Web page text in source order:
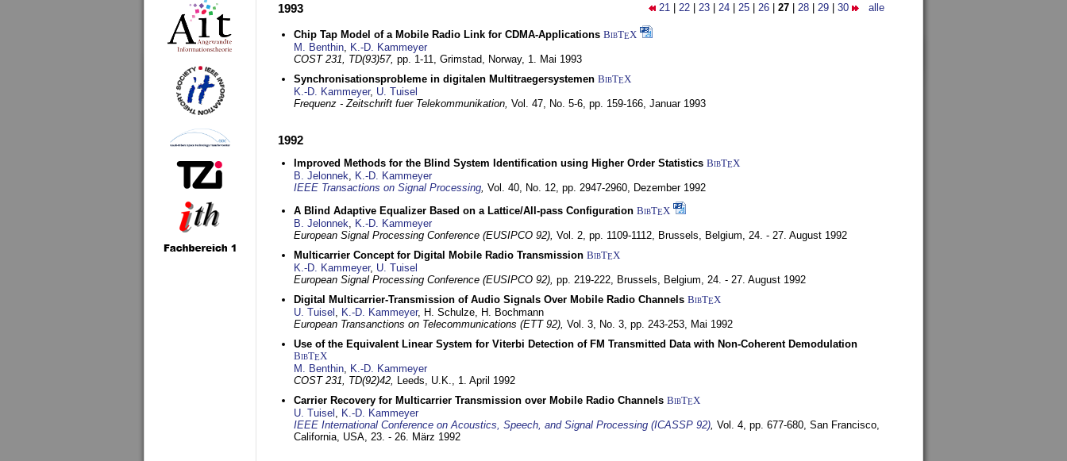
21 22 23 24 25 26 27 28 29 30 alle
1993
Chip Tap Model of a Mobile Radio Link for CDMA-Applications BibTEX
M. Benthin, K.-D. Kammeyer
COST 231, TD(93)57, pp. 1-11, Grimstad, Norway, 1. Mai 1993
Synchronisationsprobleme in digitalen Multitraegersystemen BibTEX
K.-D. Kammeyer, U. Tuisel
Frequenz - Zeitschrift fuer Telekommunikation, Vol. 47, No. 5-6, pp. 159-166, Januar 1993
1992
Improved Methods for the Blind System Identification using Higher Order Statistics BibTEX
B. Jelonnek, K.-D. Kammeyer
IEEE Transactions on Signal Processing, Vol. 40, No. 12, pp. 2947-2960, Dezember 1992
A Blind Adaptive Equalizer Based on a Lattice/All-pass Configuration BibTEX
B. Jelonnek, K.-D. Kammeyer
European Signal Processing Conference (EUSIPCO 92), Vol. 2, pp. 1109-1112, Brussels, Belgium, 24. - 27. August 1992
Multicarrier Concept for Digital Mobile Radio Transmission BibTEX
K.-D. Kammeyer, U. Tuisel
European Signal Processing Conference (EUSIPCO 92), pp. 219-222, Brussels, Belgium, 24. - 27. August 1992
Digital Multicarrier-Transmission of Audio Signals Over Mobile Radio Channels BibTEX
U. Tuisel , K.-D. Kammeyer, H. Schulze, H. Bochmann
European Transanctions on Telecommunications (ETT 92), Vol. 3, No. 3, pp. 243-253, Mai 1992
Use of the Equivalent Linear System for Viterbi Detection of FM Transmitted Data with Non-Coherent Demodulation
BibTEX
M. Benthin, K.-D. Kammeyer
COST 231, TD(92)42, Leeds, U.K., 1. April 1992
Carrier Recovery for Multicarrier Transmission over Mobile Radio Channels BibTEX
U. Tuisel , K.-D. Kammeyer
IEEE International Conference on Acoustics, Speech, and Signal Processing (ICASSP 92), Vol. 4, pp. 677-680, San Francisco,
California, USA, 23. - 26. März 1992